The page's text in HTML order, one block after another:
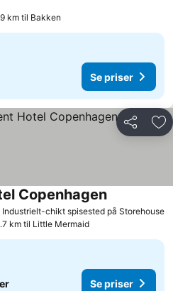
km til Bakken
Se priser
Del
Industrielt-chikt spisested på Storehouse
Copenhagen
km til Little Mermaid
Se priser